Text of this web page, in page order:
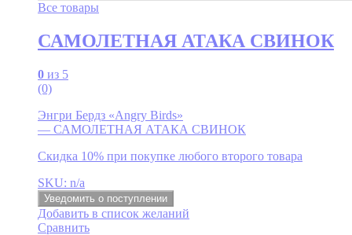
Все товары
САМОЛЕТНАЯ АТАКА СВИНОК
0 из 5
(0)
Энгри Бердз «Angry Birds»
— САМОЛЕТНАЯ АТАКА СВИНОК
Скидка 10% при покупке любого второго товара
SKU: n/a
Уведомить о поступлении
Добавить в список желаний
Сравнить